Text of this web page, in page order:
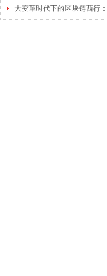
大变革时代下的区块链西行